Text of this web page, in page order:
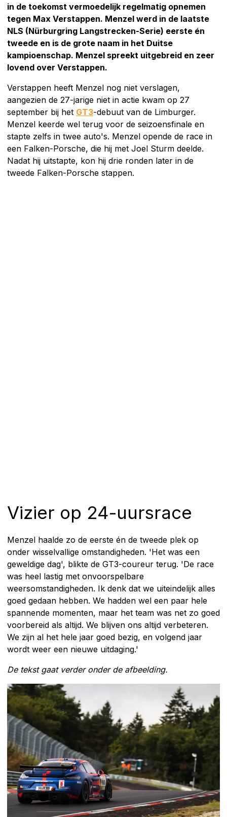
in de toekomst vermoedelijk regelmatig opnemen
tegen Max Verstappen. Menzel werd in de laatste
NLS (Nürburgring Langstrecken-Serie) eerste én
tweede en is de grote naam in het Duitse
kampioenschap. Menzel spreekt uitgebreid en zeer
lovend over Verstappen.
Verstappen heeft Menzel nog niet verslagen,
aangezien de 27-jarige niet in actie kwam op 27
september bij het GT3-debuut van de Limburger.
Menzel keerde wel terug voor de seizoensfinale en
stapte zelfs in twee auto's. Menzel opende de race in
een Falken-Porsche, die hij met Joel Sturm deelde.
Nadat hij uitstapte, kon hij drie ronden later in de
tweede Falken-Porsche stappen.
Vizier op 24-uursrace
Menzel haalde zo de eerste én de tweede plek op
onder wisselvallige omstandigheden. 'Het was een
geweldige dag', blikte de GT3-coureur terug. 'De race
was heel lastig met onvoorspelbare
weersomstandigheden. Ik denk dat we uiteindelijk alles
goed gedaan hebben. We hadden wel een paar hele
spannende momenten, maar het team was net zo goed
voorbereid als altijd. We blijven ons altijd verbeteren.
We zijn al het hele jaar goed bezig, en volgend jaar
wordt weer een nieuwe uitdaging.'
De tekst gaat verder onder de afbeelding.